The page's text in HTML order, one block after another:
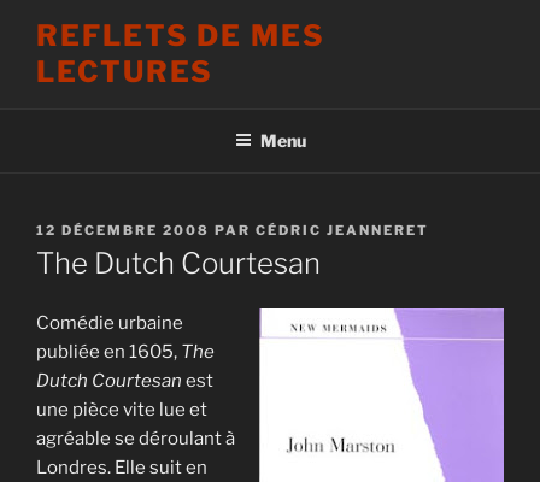
contenu
REFLETS DE MES
LECTURES
Menu
PUBLIÉ
LE
12 DÉCEMBRE 2008 PAR CÉDRIC JEANNERET
The Dutch Courtesan
Comédie urbaine
publiée en 1605, The
Dutch Courtesan est
une pièce vite lue et
agréable se déroulant à
Londres. Elle suit en